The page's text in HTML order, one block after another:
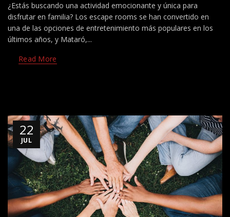
¿Estás buscando una actividad emocionante y única para
disfrutar en familia? Los escape rooms se han convertido en
una de las opciones de entretenimiento más populares en los
últimos años, y Mataró,...
Read More
22
JUL